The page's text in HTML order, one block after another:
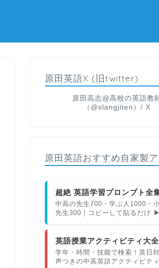
原田英語X (旧twitter)
原田高志@高校の英語教
（@slangjiten）/ X
原田英語おすすめ自家製ア
超絶 英語学習プロンプト全
中高の先生700・学ぶ人1000・
先生300｜コピーして貼るだけ ▶
英語授業アクティビティ大
学年・時間・技能で検索！英日
声つきの中高英語アクティビテ